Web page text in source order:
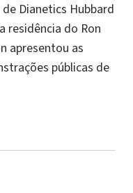
Dianetics Hubbard
residência do Ron
apresentou as
públicas de